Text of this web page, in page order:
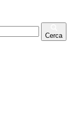
Cerca